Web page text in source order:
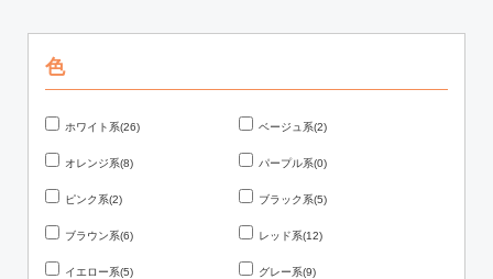
色
ホワイト系(26) ベージュ系(2)
オレンジ系(8) パープル系(0)
ピンク系(2) ブラック系(5)
ブラウン系(6) レッド系(12)
イエロー系(5) グレー系(9)